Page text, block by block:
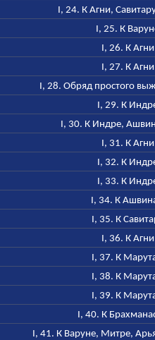
I, 24. К Агни,
I, 25. К
I, 26. К Агни
I, 27. К Агни
I, 28. Обряд простого
I, 29. К
I, 30. К Индре,
I, 31. К Агни
I, 32. К
I, 33. К
I, 34. К
I, 35. К
I, 36. К Агни
I, 37. К
I, 38. К
I, 39. К
I, 40. К
I, 41. К Варуне, Митре,